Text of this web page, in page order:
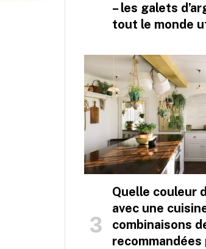
– les galets
tout le monde
Quelle couleur
avec une
combinaisons
recommandées